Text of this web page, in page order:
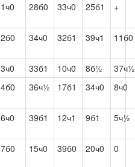
1ч0 28б0 33ч0 25б1 +
2б0 34ч0 32б1 39ч1 11б0
3ч0 33б1 10ч0 8б½
37ч½
4б0 36ч½ 17б1 34ч0 8ч0
6ч0 39б1 12ч1 9б1 5ч½
7б0 15ч0 39б0 20ч0 0